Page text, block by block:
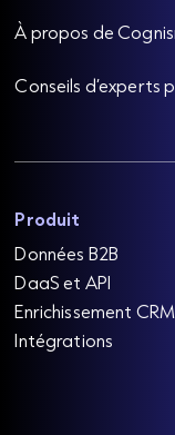
À propos de
Conseils d’experts
Produit
Données B2B
DaaS et API
Enrichissement CRM
Intégrations